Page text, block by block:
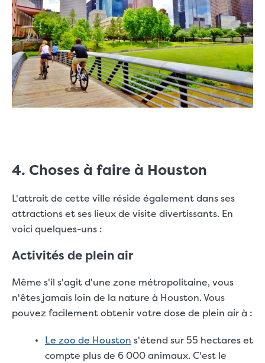
4. Choses à faire à Houston
L'attrait de cette ville réside également dans ses
attractions et ses lieux de visite divertissants. En
voici quelques-uns :
Activités de plein air
Même s'il s'agit d'une zone métropolitaine, vous
n'êtes jamais loin de la nature à Houston. Vous
pouvez facilement obtenir votre dose de plein air à :
Le zoo de Houston s'étend sur 55 hectares et
compte plus de 6 000 animaux. C'est le